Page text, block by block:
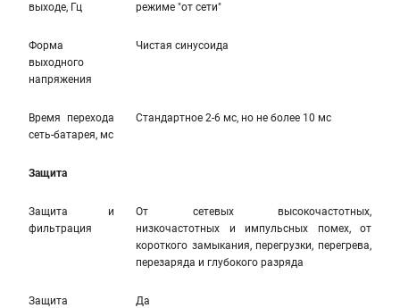
выходе, Гц
режиме "от сети"
Форма
выходного
напряжения
Чистая синусоида
Время перехода
сеть-батарея, мс
Стандартное 2-6 мс, но не более 10 мс
Защита
Защита и
фильтрация
От сетевых высокочастотных,
низкочастотных и импульсных помех, от
короткого замыкания, перегрузки, перегрева,
перезаряда и глубокого разряда
Защита
Да